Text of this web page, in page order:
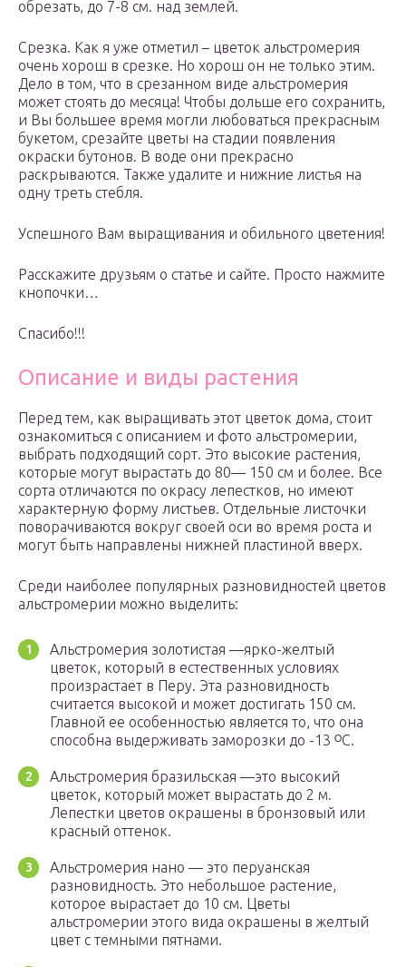
обрезать, до 7-8 см. над землей.
Срезка. Как я уже отметил – цветок альстромерия
очень хорош в срезке. Но хорош он не только этим.
Дело в том, что в срезанном виде альстромерия
может стоять до месяца! Чтобы дольше его сохранить,
и Вы большее время могли любоваться прекрасным
букетом, срезайте цветы на стадии появления
окраски бутонов. В воде они прекрасно
раскрываются. Также удалите и нижние листья на
одну треть стебля.
Успешного Вам выращивания и обильного цветения!
Расскажите друзьям о статье и сайте. Просто нажмите
кнопочки…
Спасибо!!!
Описание и виды растения
Перед тем, как выращивать этот цветок дома, стоит
ознакомиться с описанием и фото альстромерии,
выбрать подходящий сорт. Это высокие растения,
которые могут вырастать до 80— 150 см и более. Все
сорта отличаются по окрасу лепестков, но имеют
характерную форму листьев. Отдельные листочки
поворачиваются вокруг своей оси во время роста и
могут быть направлены нижней пластиной вверх.
Среди наиболее популярных разновидностей цветов
альстромерии можно выделить:
Альстромерия золотистая —ярко-желтый
цветок, который в естественных условиях
произрастает в Перу. Эта разновидность
считается высокой и может достигать 150 см.
Главной ее особенностью является то, что она
способна выдерживать заморозки до -13 ᴼС.
Альстромерия бразильская —это высокий
цветок, который может вырастать до 2 м.
Лепестки цветов окрашены в бронзовый или
красный оттенок.
Альстромерия нано — это перуанская
разновидность. Это небольшое растение,
которое вырастает до 10 см. Цветы
альстромерии этого вида окрашены в желтый
цвет с темными пятнами.